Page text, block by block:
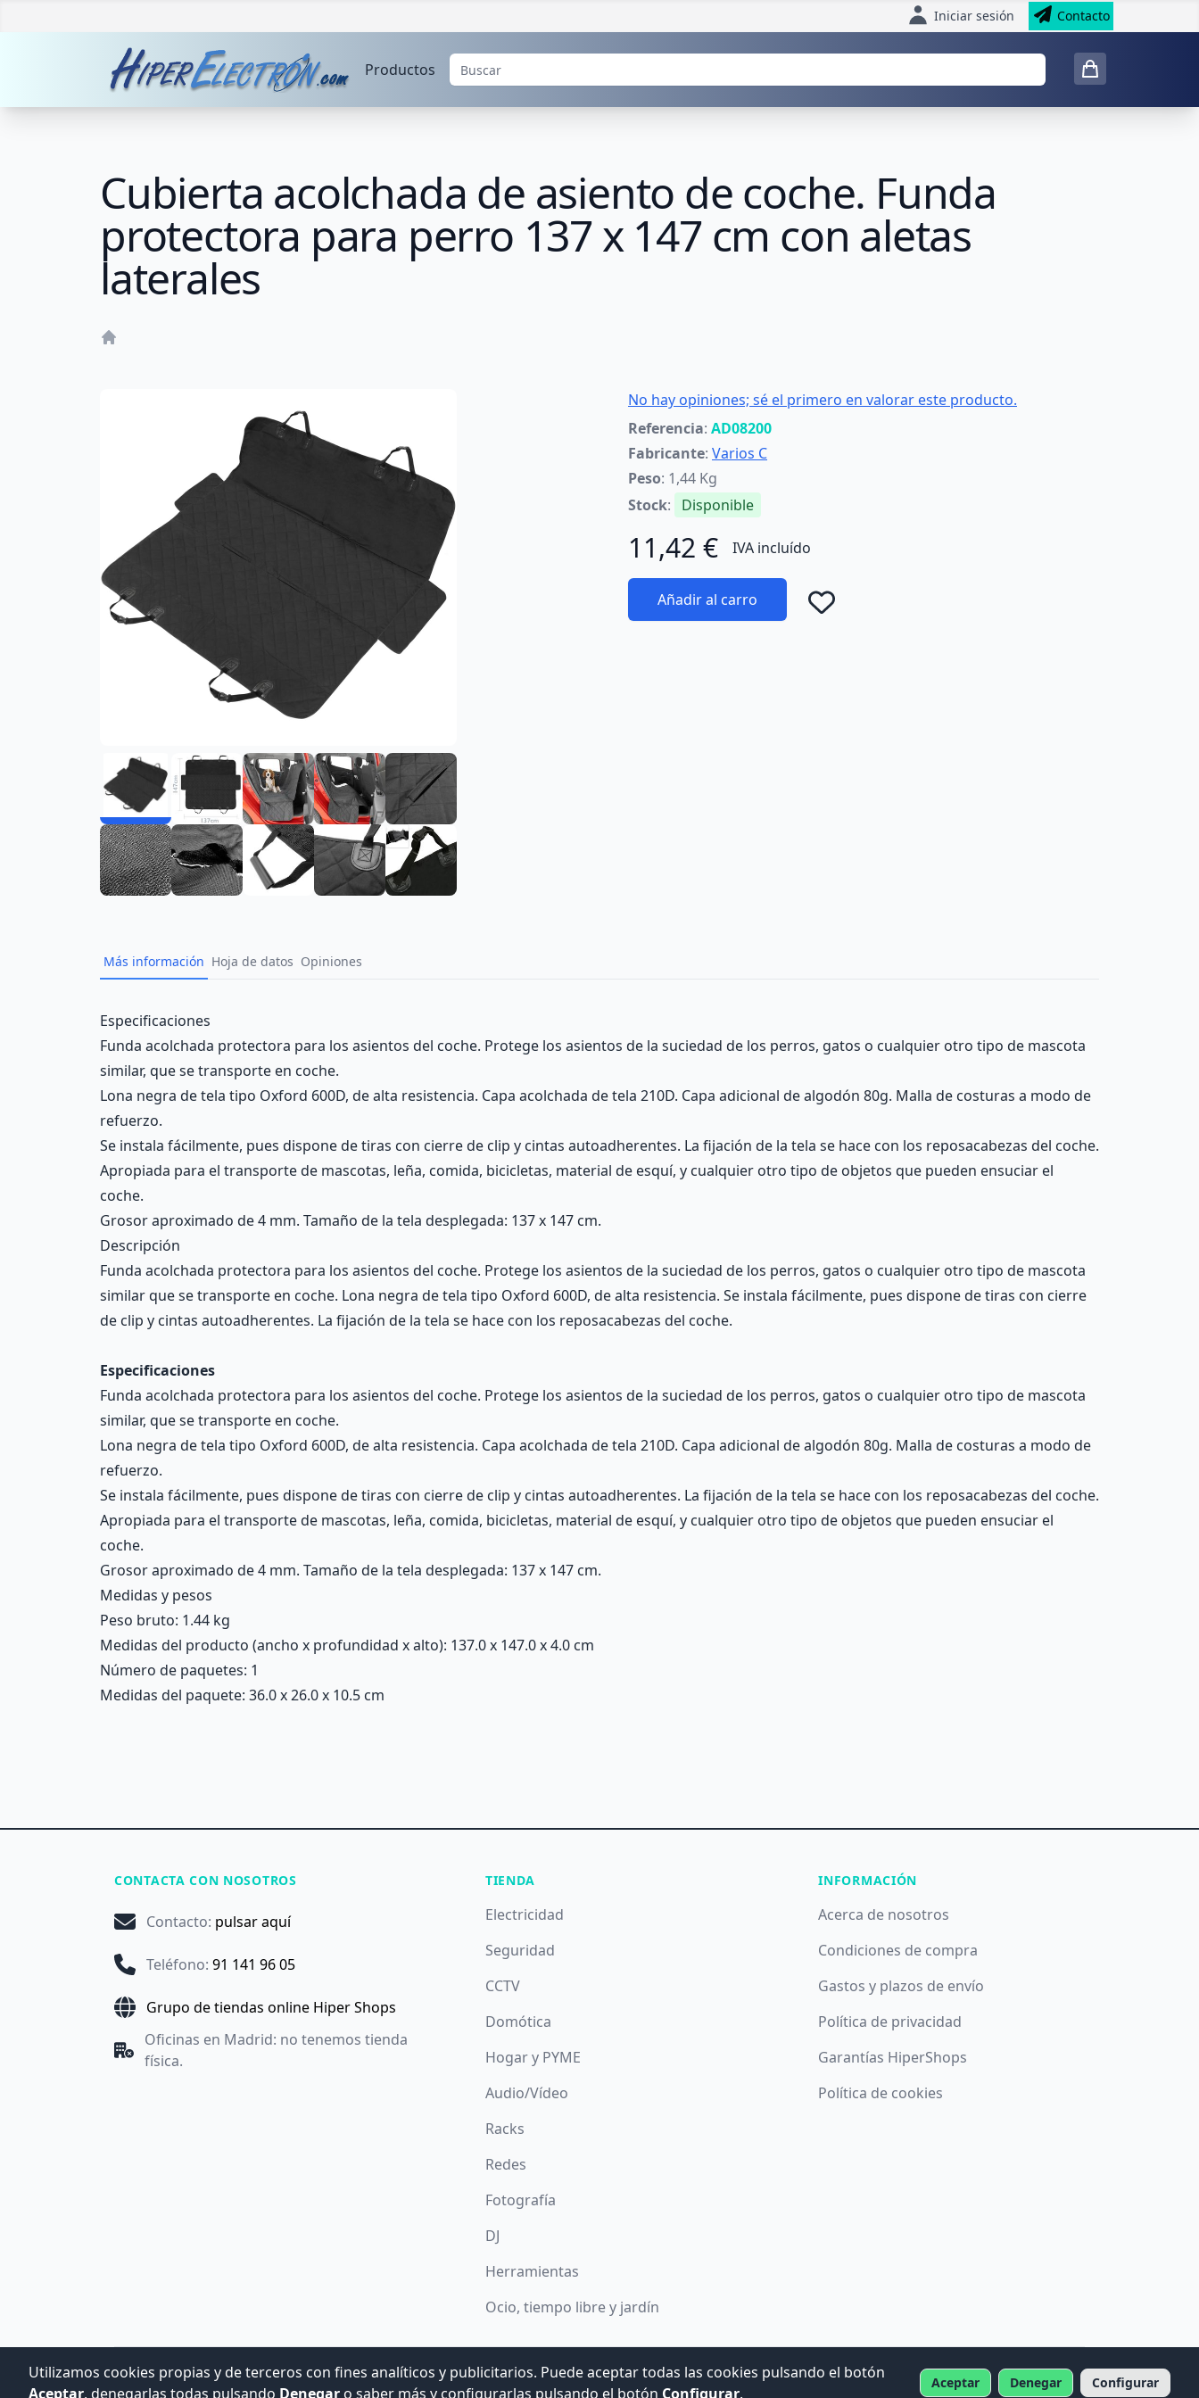
Iniciar sesión Contacto
Productos
Cubierta acolchada de asiento de coche. Funda
protectora para perro 137 x 147 cm con aletas
laterales
No hay opiniones; sé el primero en valorar este producto.
Referencia: AD08200
Fabricante: Varios C
Peso: 1,44 Kg
Stock: Disponible
11,42 € IVA incluído
Añadir al carro
Más información Hoja de datos Opiniones
Description
Especificaciones
Funda acolchada protectora para los asientos del coche. Protege los asientos de la suciedad de los perros, gatos o cualquier otro tipo de mascota
similar, que se transporte en coche.
Lona negra de tela tipo Oxford 600D, de alta resistencia. Capa acolchada de tela 210D. Capa adicional de algodón 80g. Malla de costuras a modo de
refuerzo.
Se instala fácilmente, pues dispone de tiras con cierre de clip y cintas autoadherentes. La fijación de la tela se hace con los reposacabezas del coche.
Apropiada para el transporte de mascotas, leña, comida, bicicletas, material de esquí, y cualquier otro tipo de objetos que pueden ensuciar el
coche.
Grosor aproximado de 4 mm. Tamaño de la tela desplegada: 137 x 147 cm.
Descripción
Funda acolchada protectora para los asientos del coche. Protege los asientos de la suciedad de los perros, gatos o cualquier otro tipo de mascota
similar que se transporte en coche. Lona negra de tela tipo Oxford 600D, de alta resistencia. Se instala fácilmente, pues dispone de tiras con cierre
de clip y cintas autoadherentes. La fijación de la tela se hace con los reposacabezas del coche.
Especificaciones
Funda acolchada protectora para los asientos del coche. Protege los asientos de la suciedad de los perros, gatos o cualquier otro tipo de mascota
similar, que se transporte en coche.
Lona negra de tela tipo Oxford 600D, de alta resistencia. Capa acolchada de tela 210D. Capa adicional de algodón 80g. Malla de costuras a modo de
refuerzo.
Se instala fácilmente, pues dispone de tiras con cierre de clip y cintas autoadherentes. La fijación de la tela se hace con los reposacabezas del coche.
Apropiada para el transporte de mascotas, leña, comida, bicicletas, material de esquí, y cualquier otro tipo de objetos que pueden ensuciar el
coche.
Grosor aproximado de 4 mm. Tamaño de la tela desplegada: 137 x 147 cm.
Medidas y pesos
Peso bruto: 1.44 kg
Medidas del producto (ancho x profundidad x alto): 137.0 x 147.0 x 4.0 cm
Número de paquetes: 1
Medidas del paquete: 36.0 x 26.0 x 10.5 cm
CONTACTA CON NOSOTROS
Contacto: pulsar aquí
Teléfono: 91 141 96 05
Grupo de tiendas online Hiper Shops
Oficinas en Madrid: no tenemos tienda
física.
TIENDA
Electricidad
Seguridad
CCTV
Domótica
Hogar y PYME
Audio/Vídeo
Racks
Redes
Fotografía
DJ
Herramientas
Ocio, tiempo libre y jardín
INFORMACIÓN
Acerca de nosotros
Condiciones de compra
Gastos y plazos de envío
Política de privacidad
Garantías HiperShops
Política de cookies
© 2008 -2026 Hogar Digital e Inmótica Ingenieros, S.L.
Utilizamos cookies propias y de terceros con fines analíticos y publicitarios. Puede aceptar todas las cookies pulsando el botón
Aceptar, denegarlas todas pulsando Denegar o saber más y configurarlas pulsando el botón Configurar.
Aceptar Denegar Configurar